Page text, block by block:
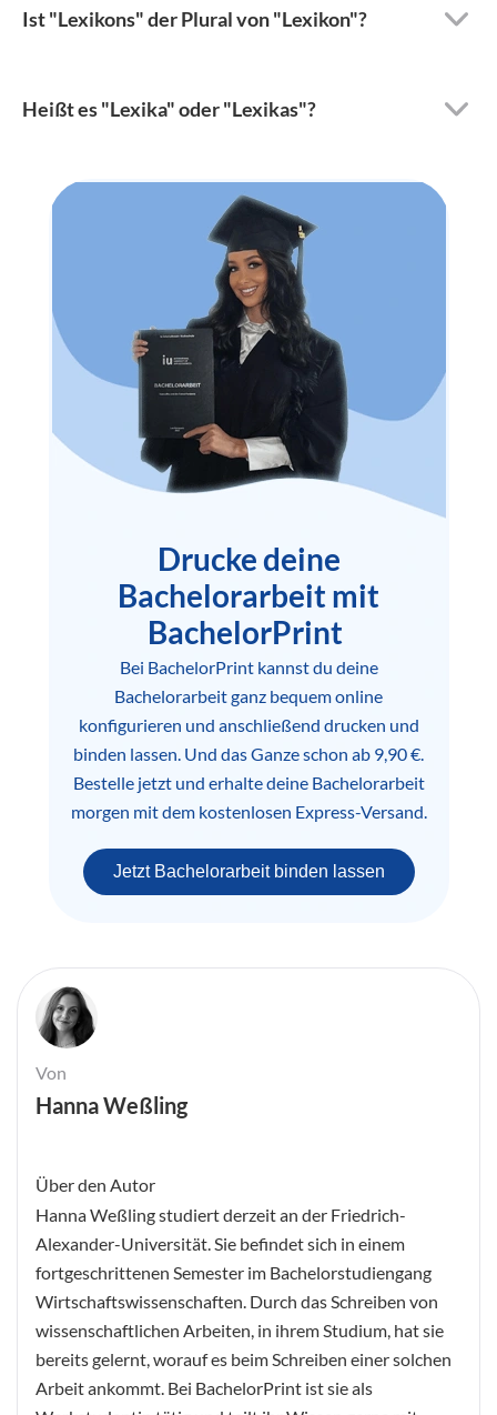
Ist "Lexikons" der Plural von "Lexikon"?
Heißt es "Lexika" oder "Lexikas"?
Drucke deine
Bachelorarbeit mit
BachelorPrint
Bei BachelorPrint kannst du deine
Bachelorarbeit ganz bequem online
konfigurieren und anschließend drucken und
binden lassen. Und das Ganze schon ab 9,90 €.
Bestelle jetzt und erhalte deine Bachelorarbeit
morgen mit dem kostenlosen Express-Versand.
Jetzt Bachelorarbeit binden lassen
Von
Hanna Weßling
Über den Autor
Hanna Weßling studiert derzeit an der Friedrich-
Alexander-Universität. Sie befindet sich in einem
fortgeschrittenen Semester im Bachelorstudiengang
Wirtschaftswissenschaften. Durch das Schreiben von
wissenschaftlichen Arbeiten, in ihrem Studium, hat sie
bereits gelernt, worauf es beim Schreiben einer solchen
Arbeit ankommt. Bei BachelorPrint ist sie als